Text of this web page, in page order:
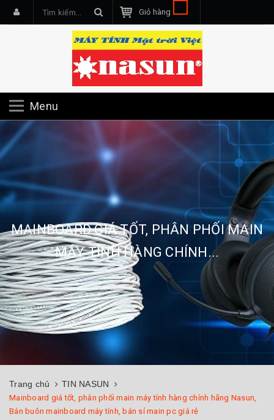
Giỏ hàng
Menu
MAINBOARD GIÁ TỐT, PHÂN PHỐI MAIN
MÁY TÍNH HÀNG CHÍNH...
Trang chủ TIN NASUN
Mainboard giá tốt, phân phối main máy tính hàng chính hãng Nasun,
Bán buôn mainboard máy tính, bán sỉ main pc giá rẻ